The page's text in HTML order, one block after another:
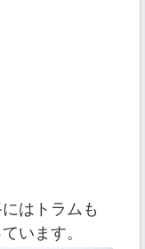
はトラムも
います。